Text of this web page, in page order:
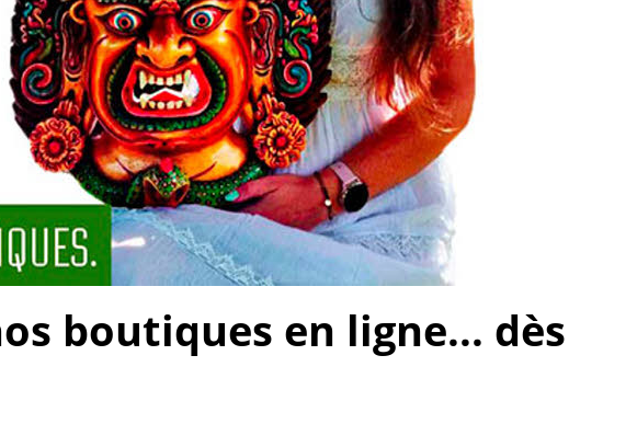
boutiques en ligne... dès